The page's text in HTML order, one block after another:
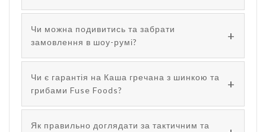
Чи можна подивитись та забрати
замовлення в шоу-румі?
Чи є гарантія на Каша гречана з шинкою та
грибами Fuse Foods?
Як правильно доглядати за тактичним та